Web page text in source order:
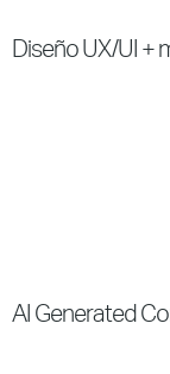
Diseño UX/UI +
AI Generated